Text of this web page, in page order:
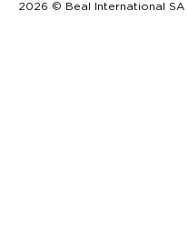
2026 © Beal International SA